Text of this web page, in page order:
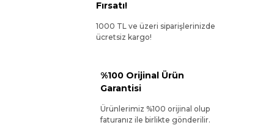
Fırsatı!
1000 TL ve üzeri siparişlerinizde
ücretsiz kargo!
%100 Orijinal Ürün
Garantisi
Ürünlerimiz %100 orijinal olup
faturanız ile birlikte gönderilir.